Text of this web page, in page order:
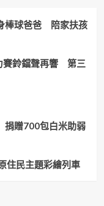
棒球爸爸 陪家扶孩
賽鈴鐺聲再響 第三
贈700包白米助弱
住民主題彩繪列車